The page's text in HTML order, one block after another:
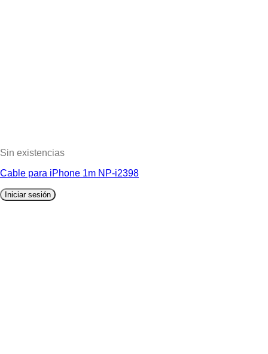
Sin existencias
Cable para iPhone 1m NP-i2398
Iniciar sesión